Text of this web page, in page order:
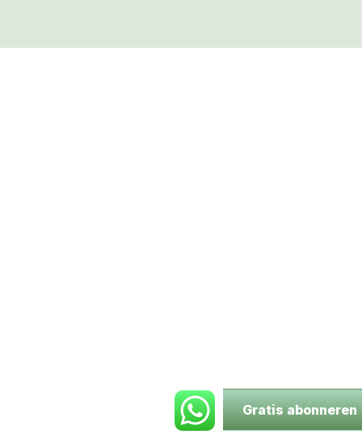
Gratis abonneren